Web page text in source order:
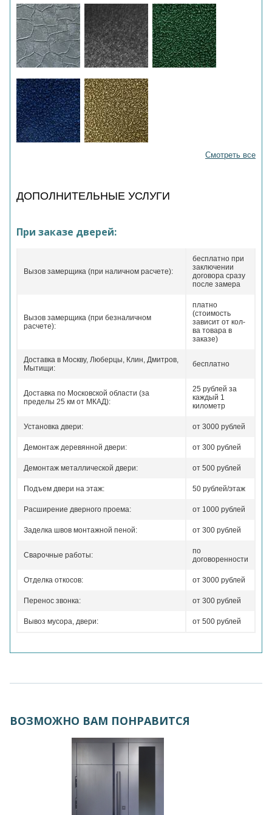
Смотреть все
ДОПОЛНИТЕЛЬНЫЕ УСЛУГИ
При заказе дверей:
Вызов замерщика (при наличном расчете):
бесплатно при
заключении
договора сразу
после замера
Вызов замерщика (при безналичном
расчете):
платно
(стоимость
зависит от кол-
ва товара в
заказе)
Доставка в Москву, Люберцы, Клин, Дмитров,
Мытищи:
бесплатно
Доставка по Московской области (за
пределы 25 км от МКАД):
25 рублей за
каждый 1
километр
Установка двери: от 3000 рублей
Демонтаж деревянной двери: от 300 рублей
Демонтаж металлической двери: от 500 рублей
Подъем двери на этаж: 50 рублей/этаж
Расширение дверного проема: от 1000 рублей
Заделка швов монтажной пеной: от 300 рублей
Сварочные работы:
по
договоренности
Отделка откосов: от 3000 рублей
Перенос звонка: от 300 рублей
Вывоз мусора, двери: от 500 рублей
ВОЗМОЖНО ВАМ ПОНРАВИТСЯ